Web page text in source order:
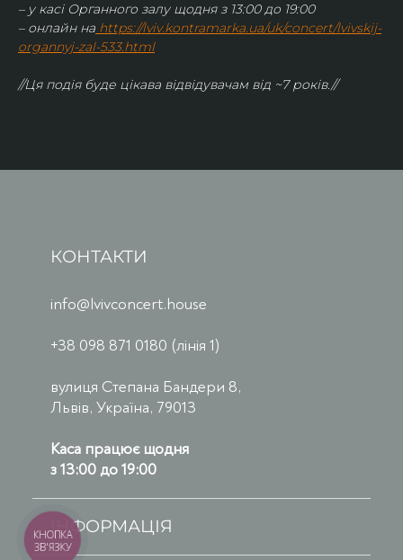
– у касі Органного залу щодня з 13:00 до 19:00
– онлайн на https://lviv.kontramarka.ua/uk/concert/lvivskij-
organnyj-zal-533.html
//Ця подія буде цікава відвідувачам від ~7 років.//
КОНТАКТИ
info@lvivconcert.house
+38 098 871 0180 (лінія 1)
вулиця Степана Бандери 8,
Львів, Україна, 79013
Каса працює щодня
з 13:00 до 19:00
ІНФОРМАЦІЯ
КНОПКА
ЗВ'ЯЗКУ